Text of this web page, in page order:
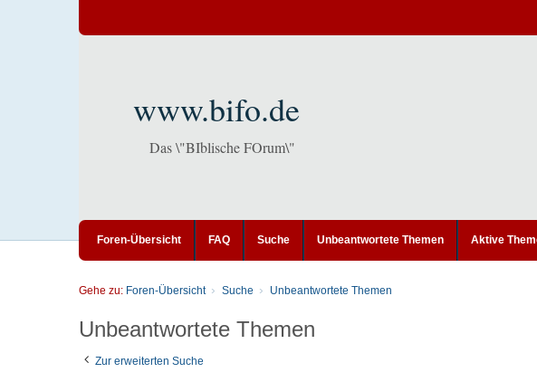
www.bifo.de
Das \"BIblische FOrum\"
Foren-Übersicht FAQ Suche Unbeantwortete Themen Aktive
Gehe zu: Foren-Übersicht Suche Unbeantwortete Themen
Unbeantwortete Themen
Zur erweiterten Suche